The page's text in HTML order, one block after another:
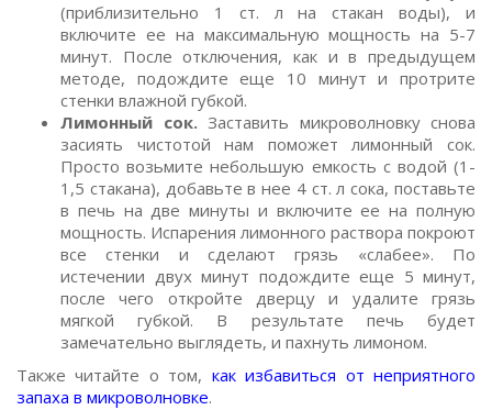
(приблизительно 1 ст. л на стакан воды), и
включите ее на максимальную мощность на 5-7
минут. После отключения, как и в предыдущем
методе, подождите еще 10 минут и протрите
стенки влажной губкой.
Лимонный сок.Заставить микроволновку снова
засиять чистотой нам поможет лимонный сок.
Просто возьмите небольшую емкость с водой (1-
1,5 стакана), добавьте в нее 4 ст. л сока, поставьте
в печь на две минуты и включите ее на полную
мощность. Испарения лимонного раствора покроют
все стенки и сделают грязь «слабее». По
истечении двух минут подождите еще 5 минут,
после чего откройте дверцу и удалите грязь
мягкой губкой. В результате печь будет
замечательно выглядеть, и пахнуть лимоном.
Также читайте о том, как избавиться от неприятного
запаха в микроволновке.